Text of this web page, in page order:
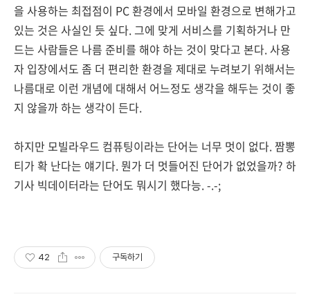
을 사용하는 최접점이 PC 환경에서 모바일 환경으로 변해가고
있는 것은 사실인 듯 싶다. 그에 맞게 서비스를 기획하거나 만
드는 사람들은 나름 준비를 해야 하는 것이 맞다고 본다. 사용
자 입장에서도 좀 더 편리한 환경을 제대로 누려보기 위해서는
나름대로 이런 개념에 대해서 어느정도 생각을 해두는 것이 좋
지 않을까 하는 생각이 든다.
하지만 모빌라우드 컴퓨팅이라는 단어는 너무 멋이 없다. 짬뽕
티가 확 난다는 얘기다. 뭔가 더 멋들어진 단어가 없었을까? 하
기사 빅데이터라는 단어도 뭐시기 했다능. -.-;
42 구독하기